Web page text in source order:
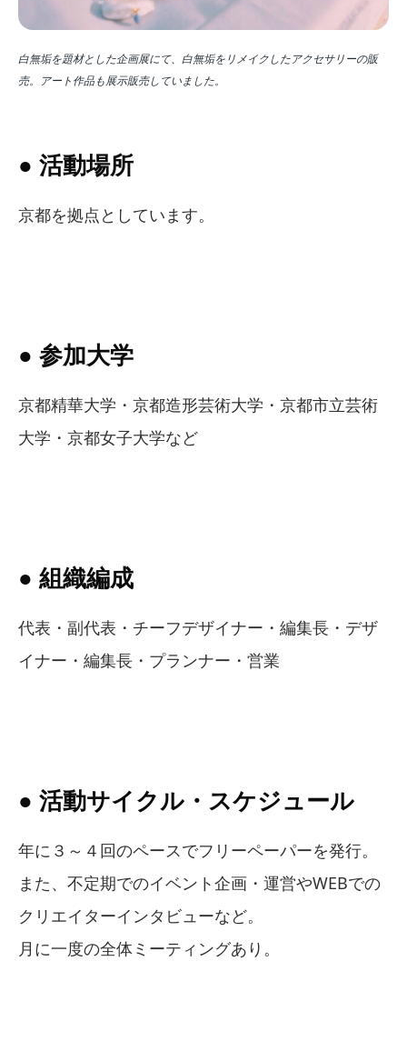
白無垢を題材とした企画展にて、白無垢をリメイクしたアクセサリーの販
売。アート作品も展示販売していました。
● 活動場所
京都を拠点としています。
● 参加大学
京都精華大学・京都造形芸術大学・京都市立芸術
大学・京都女子大学など
● 組織編成
代表・副代表・チーフデザイナー・編集長・デザ
イナー・編集長・プランナー・営業
● 活動サイクル・スケジュール
年に３～４回のペースでフリーペーパーを発行。
また、不定期でのイベント企画・運営やWEBでの
クリエイターインタビューなど。
月に一度の全体ミーティングあり。